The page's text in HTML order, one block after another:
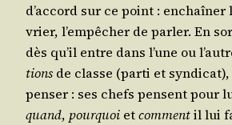
d’ac­cord sur ce point : enchaî­ner
vrier, l’empêcher de par­ler. En
dès qu’il entre dans l’une ou
tions de classe (par­ti et
pen­ser : ses chefs pensent pour
quand, pour­quoi etcom­mentil lui